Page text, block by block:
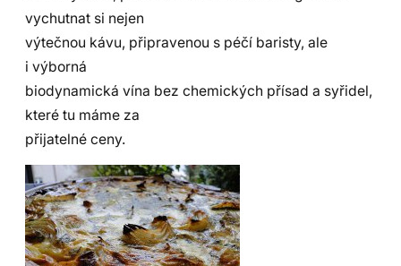
vychutnat si nejen
výtečnou kávu, připravenou s péčí baristy, ale
i výborná
biodynamická vína bez chemických přísad a syřidel,
které tu máme za
přijatelné ceny.